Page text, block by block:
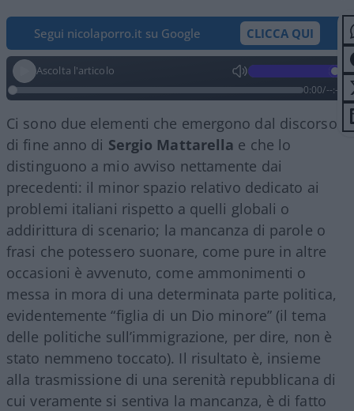
Segui nicolaporro.it su Google CLICCA QUI
Ascolta l'articolo
0:00/--:--
Ci sono due elementi che emergono dal discorso
di fine anno di Sergio Mattarella e che lo
distinguono a mio avviso nettamente dai
precedenti: il minor spazio relativo dedicato ai
problemi italiani rispetto a quelli globali o
addirittura di scenario; la mancanza di parole o
frasi che potessero suonare, come pure in altre
occasioni è avvenuto, come ammonimenti o
messa in mora di una determinata parte politica,
evidentemente “figlia di un Dio minore” (il tema
delle politiche sull’immigrazione, per dire, non è
stato nemmeno toccato). Il risultato è, insieme
alla trasmissione di una serenità repubblicana di
cui veramente si sentiva la mancanza, è di fatto